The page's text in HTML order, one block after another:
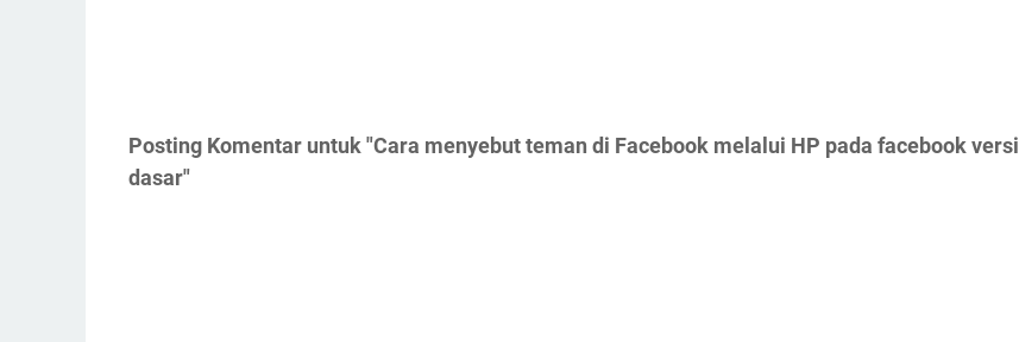
Posting Komentar untuk "Cara menyebut teman di Facebook melalui HP pada facebook versi
dasar"